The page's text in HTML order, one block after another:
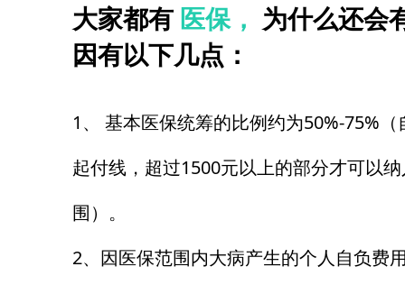
大家都有 医保， 为什么还会
因有以下几点：
1、 基本医保统筹的比例约为50%-75%
起付线，超过1500元以上的部分才可以
围）。
2、因医保范围内大病产生的个人自负费